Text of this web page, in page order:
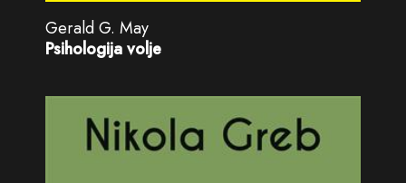
Gerald G. May
Psihologija volje